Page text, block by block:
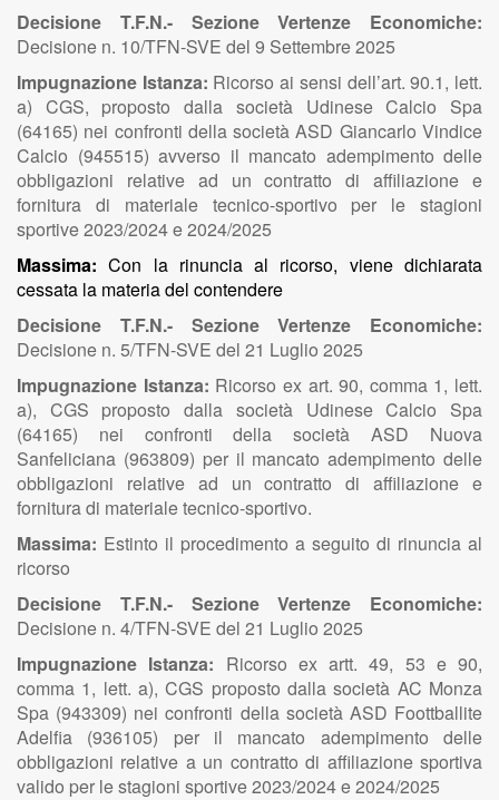
Decisione T.F.N.- Sezione Vertenze Economiche:
Decisione n. 10/TFN-SVE del 9 Settembre 2025
Impugnazione Istanza: Ricorso ai sensi dell’art. 90.1, lett.
a) CGS, proposto dalla società Udinese Calcio Spa
(64165) nei confronti della società ASD Giancarlo Vindice
Calcio (945515) avverso il mancato adempimento delle
obbligazioni relative ad un contratto di affiliazione e
fornitura di materiale tecnico-sportivo per le stagioni
sportive 2023/2024 e 2024/2025
Massima: Con la rinuncia al ricorso, viene dichiarata
cessata la materia del contendere
Decisione T.F.N.- Sezione Vertenze Economiche:
Decisione n. 5/TFN-SVE del 21 Luglio 2025
Impugnazione Istanza: Ricorso ex art. 90, comma 1, lett.
a), CGS proposto dalla società Udinese Calcio Spa
(64165) nei confronti della società ASD Nuova
Sanfeliciana (963809) per il mancato adempimento delle
obbligazioni relative ad un contratto di affiliazione e
fornitura di materiale tecnico-sportivo.
Massima: Estinto il procedimento a seguito di rinuncia al
ricorso
Decisione T.F.N.- Sezione Vertenze Economiche:
Decisione n. 4/TFN-SVE del 21 Luglio 2025
Impugnazione Istanza: Ricorso ex artt. 49, 53 e 90,
comma 1, lett. a), CGS proposto dalla società AC Monza
Spa (943309) nei confronti della società ASD Foottballite
Adelfia (936105) per il mancato adempimento delle
obbligazioni relative a un contratto di affiliazione sportiva
valido per le stagioni sportive 2023/2024 e 2024/2025